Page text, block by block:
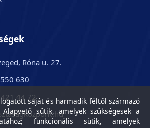
Róna u. 27.
630
44 72saját és harmadik féltől származó
sütik, amelyek szükségesek a
funkcionális sütik, amelyek